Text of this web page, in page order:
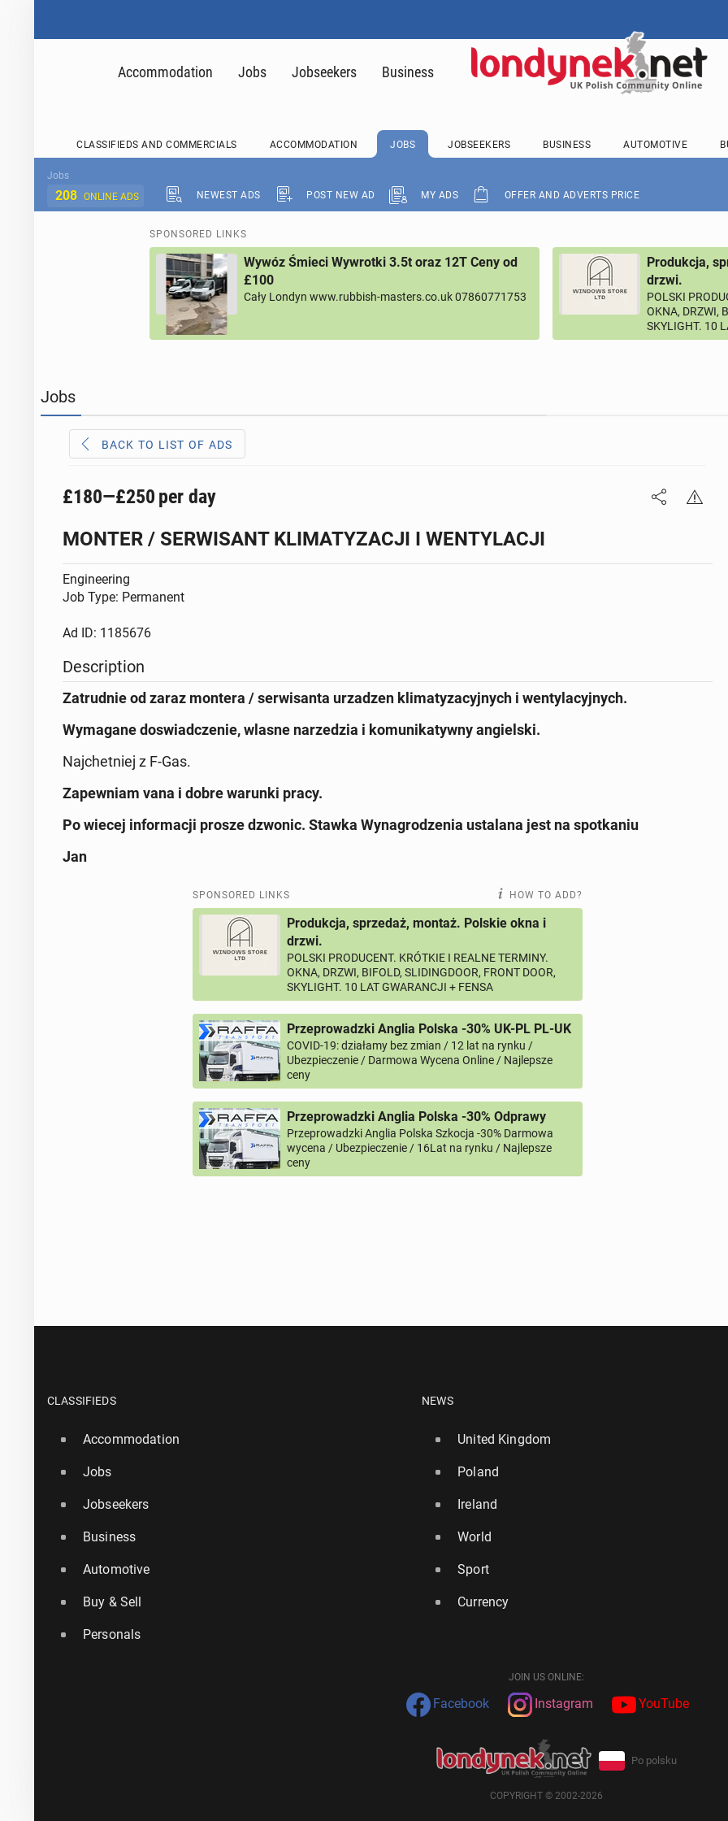
Accommodation Jobs Jobseekers Business
CLASSIFIEDS AND COMMERCIALS ACCOMMODATION JOBS JOBSEEKERS BUSINESS AUTOMOTIVE
Jobs
208 ONLINE ADS NEWEST ADS POST NEW AD MY ADS OFFER AND ADVERTS PRICE
SPONSORED LINKS
Wywóz Śmieci Wywrotki 3.5t oraz 12T Ceny od
£100
Cały Londyn www.rubbish-masters.co.uk 07860771753
Produkcja,
drzwi.
POLSKI
OKNA, DRZWI,
SKYLIGHT. 10
Jobs
BACK TO LIST OF ADS
£180—£250 per day
MONTER / SERWISANT KLIMATYZACJI I WENTYLACJI
Engineering
Job Type: Permanent
Ad ID: 1185676
Description
Zatrudnie od zaraz montera / serwisanta urzadzen klimatyzacyjnych i wentylacyjnych.
Wymagane doswiadczenie, wlasne narzedzia i komunikatywny angielski.
Najchetniej z F-Gas.
Zapewniam vana i dobre warunki pracy.
Po wiecej informacji prosze dzwonic. Stawka Wynagrodzenia ustalana jest na spotkaniu
Jan
SPONSORED LINKS HOW TO ADD?
Produkcja, sprzedaż, montaż. Polskie okna i
drzwi.
POLSKI PRODUCENT. KRÓTKIE I REALNE TERMINY.
OKNA, DRZWI, BIFOLD, SLIDINGDOOR, FRONT DOOR,
SKYLIGHT. 10 LAT GWARANCJI + FENSA
Przeprowadzki Anglia Polska -30% UK-PL PL-UK
COVID-19: działamy bez zmian / 12 lat na rynku /
Ubezpieczenie / Darmowa Wycena Online / Najlepsze
ceny
Przeprowadzki Anglia Polska -30% Odprawy
Przeprowadzki Anglia Polska Szkocja -30% Darmowa
wycena / Ubezpieczenie / 16Lat na rynku / Najlepsze
ceny
CLASSIFIEDS
Accommodation
Jobs
Jobseekers
Business
Automotive
Buy & Sell
Personals
NEWS
United Kingdom
Poland
Ireland
World
Sport
Currency
JOIN US ONLINE:
Facebook Instagram YouTube
Po polsku
COPYRIGHT © 2002-2026